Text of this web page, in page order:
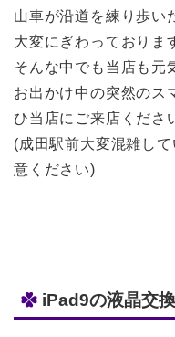
山車が沿道を練り歩い
大変にぎわっておりま
そんな中でも当店も元
お出かけ中の突然のス
ひ当店にご来店くださ
(成田駅前大変混雑し
意ください)
iPad9の液晶交